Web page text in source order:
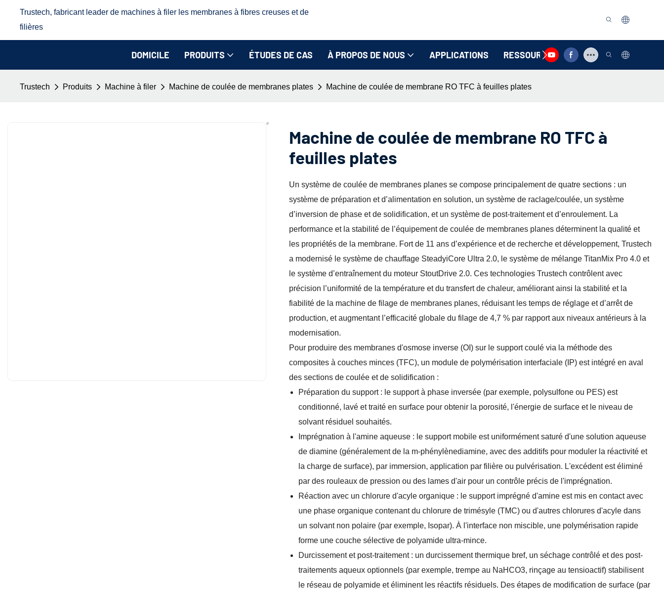
Trustech, fabricant leader de machines à filer les membranes à fibres creuses et de
filières
DOMICILE PRODUITS ÉTUDES DE CAS À PROPOS DE NOUS APPLICATIONS RESSOURCE CONTACTEZ-NOUS
Trustech Produits Machine à filer Machine de coulée de membranes plates Machine de coulée de membrane RO TFC à feuilles plates
Machine de coulée de membrane RO TFC à
feuilles plates
Un système de coulée de membranes planes se compose principalement de quatre sections : un
système de préparation et d’alimentation en solution, un système de raclage/coulée, un système
d’inversion de phase et de solidification, et un système de post-traitement et d’enroulement. La
performance et la stabilité de l’équipement de coulée de membranes planes déterminent la qualité et
les propriétés de la membrane. Fort de 11 ans d’expérience et de recherche et développement, Trustech
a modernisé le système de chauffage SteadyiCore Ultra 2.0, le système de mélange TitanMix Pro 4.0 et
le système d’entraînement du moteur StoutDrive 2.0. Ces technologies Trustech contrôlent avec
précision l’uniformité de la température et du transfert de chaleur, améliorant ainsi la stabilité et la
fiabilité de la machine de filage de membranes planes, réduisant les temps de réglage et d’arrêt de
production, et augmentant l’efficacité globale du filage de 4,7 % par rapport aux niveaux antérieurs à la
modernisation.
Pour produire des membranes d'osmose inverse (OI) sur le support coulé via la méthode des
composites à couches minces (TFC), un module de polymérisation interfaciale (IP) est intégré en aval
des sections de coulée et de solidification :
Préparation du support : le support à phase inversée (par exemple, polysulfone ou PES) est
conditionné, lavé et traité en surface pour obtenir la porosité, l'énergie de surface et le niveau de
solvant résiduel souhaités.
Imprégnation à l'amine aqueuse : le support mobile est uniformément saturé d'une solution aqueuse
de diamine (généralement de la m-phénylènediamine, avec des additifs pour moduler la réactivité et
la charge de surface), par immersion, application par filière ou pulvérisation. L'excédent est éliminé
par des rouleaux de pression ou des lames d'air pour un contrôle précis de l'imprégnation.
Réaction avec un chlorure d'acyle organique : le support imprégné d'amine est mis en contact avec
une phase organique contenant du chlorure de trimésyle (TMC) ou d'autres chlorures d'acyle dans
un solvant non polaire (par exemple, Isopar). À l'interface non miscible, une polymérisation rapide
forme une couche sélective de polyamide ultra-mince.
Durcissement et post-traitement : un durcissement thermique bref, un séchage contrôlé et des post-
traitements aqueux optionnels (par exemple, trempe au NaHCO3, rinçage au tensioactif) stabilisent
le réseau de polyamide et éliminent les réactifs résiduels. Des étapes de modification de surface (par